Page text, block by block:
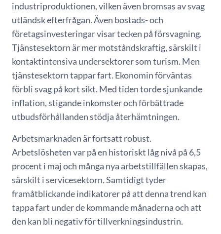
industriproduktionen, vilken även bromsas av svag
utländsk efterfrågan. Även bostads- och
företagsinvesteringar visar tecken på försvagning.
Tjänstesektorn är mer motståndskraftig, särskilt i
kontaktintensiva undersektorer som turism. Men
tjänstesektorn tappar fart. Ekonomin förväntas
förbli svag på kort sikt. Med tiden torde sjunkande
inflation, stigande inkomster och förbättrade
utbudsförhållanden stödja återhämtningen.
Arbetsmarknaden är fortsatt robust.
Arbetslösheten var på en historiskt låg nivå på 6,5
procent i maj och många nya arbetstillfällen skapas,
särskilt i servicesektorn. Samtidigt tyder
framåtblickande indikatorer på att denna trend kan
tappa fart under de kommande månaderna och att
den kan bli negativ för tillverkningsindustrin.